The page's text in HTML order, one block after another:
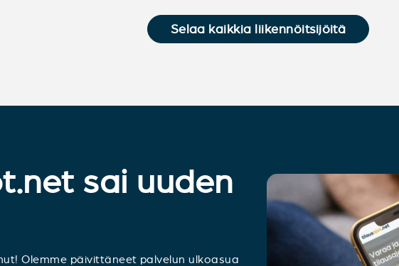
Selaa kaikkia liikennöitsijöitä
sai uuden
Olemme päivittäneet palvelun ulkoasua